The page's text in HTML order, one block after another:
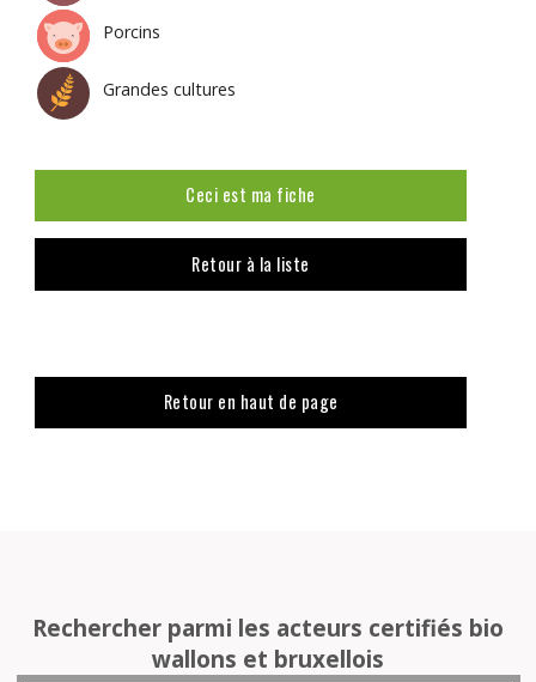
Porcins
Grandes cultures
Ceci est ma fiche
Retour à la liste
Retour en haut de page
Rechercher parmi les acteurs certifiés bio
wallons et bruxellois